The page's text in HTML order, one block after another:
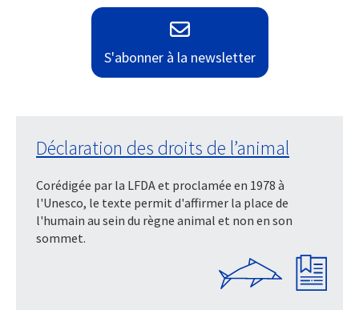
S'abonner à la newsletter
Déclaration des droits de l’animal
Corédigée par la LFDA et proclamée en 1978 à
l'Unesco, le texte permit d'affirmer la place de
l'humain au sein du règne animal et non en son
sommet.